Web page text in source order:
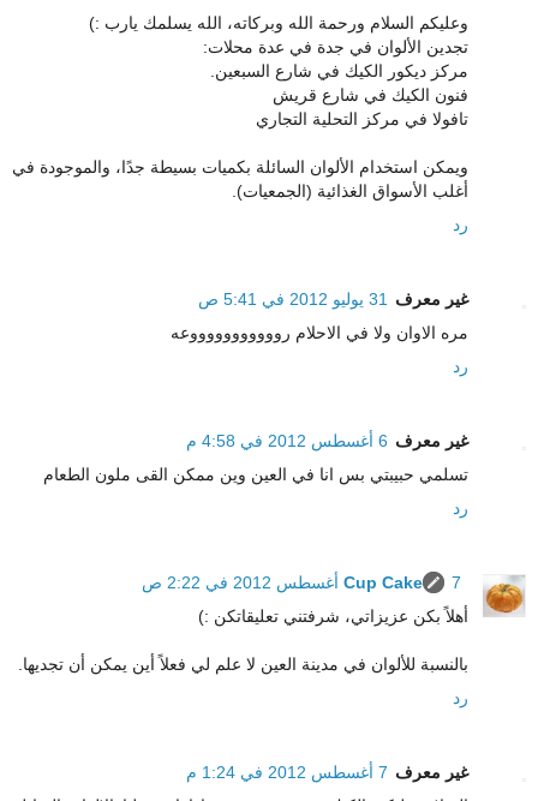
وعليكم السلام ورحمة الله وبركاته، الله يسلمك يارب :)
تجدين الألوان في جدة في عدة محلات:
مركز ديكور الكيك في شارع السبعين.
فنون الكيك في شارع قريش
تافولا في مركز التحلية التجاري
ويمكن استخدام الألوان السائلة بكميات بسيطة جدًا، والموجودة في
أغلب الأسواق الغذائية (الجمعيات).
رد
غير معرف
31 يوليو 2012 في 5:41 ص
مره الاوان ولا في الاحلام روووووووووووعه
رد
غير معرف 6 أغسطس 2012 في 4:58 م
تسلمي حبيبتي بس انا في العين وين ممكن القى ملون الطعام
رد
Cup Cake
7 أغسطس 2012 في 2:22 ص
أهلاً بكن عزيزاتي، شرفتني تعليقاتكن :)
بالنسبة للألوان في مدينة العين لا علم لي فعلاً أين يمكن أن تجديها.
رد
غير معرف 7 أغسطس 2012 في 1:24 م